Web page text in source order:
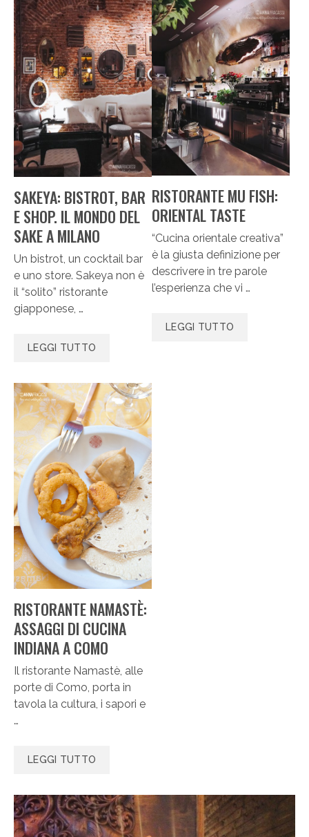
SAKEYA: BISTROT, BAR
E SHOP. IL MONDO DEL
SAKE A MILANO
Un bistrot, un cocktail bar
e uno store. Sakeya non è
il “solito” ristorante
giapponese, …
LEGGI TUTTO
RISTORANTE MU FISH:
ORIENTAL TASTE
“Cucina orientale creativa”
è la giusta definizione per
descrivere in tre parole
l’esperienza che vi …
LEGGI TUTTO
RISTORANTE NAMASTÈ:
ASSAGGI DI CUCINA
INDIANA A COMO
Il ristorante Namastè, alle
porte di Como, porta in
tavola la cultura, i sapori e
…
LEGGI TUTTO